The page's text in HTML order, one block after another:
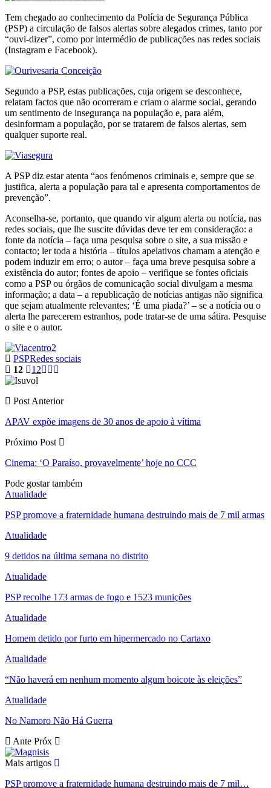
Tem chegado ao conhecimento da Polícia de Segurança Pública
(PSP) a circulação de falsos alertas sobre alegados crimes, tanto por
“ouvi-dizer”, como por intermédio de publicações nas redes sociais
(Instagram e Facebook).
Segundo a PSP, estas publicações, cuja origem se desconhece,
relatam factos que não ocorreram e criam o alarme social, gerando
um sentimento de insegurança na população e, para além,
desinformam a população, por se tratarem de falsos alertas, sem
qualquer suporte real.
A PSP diz estar atenta “aos fenómenos criminais e, sempre que se
justifica, alerta a população para tal e apresenta comportamentos de
prevenção”.
Aconselha-se, portanto, que quando vir algum alerta ou notícia, nas
redes sociais, que lhe suscite dúvidas deve ter em consideração: a
fonte da notícia – faça uma pesquisa sobre o site, a sua missão e
contacto; ler toda a história – títulos apelativos chamam a atenção e
podem induzir em erro; o autor – faça uma breve pesquisa sobre a
existência do autor; fontes de apoio – verifique se fontes oficiais
como a PSP ou órgãos de comunicação social divulgam a mesma
informação; a data – a republicação de notícias antigas não significa
que sejam atualmente relevantes; ‘É uma piada?’ – se a notícia ou o
alerta lhe parecerem estranhos, pode tratar-se de uma sátira. Pesquise
o site e o autor.
PSPRedes sociais
12
12
Post Anterior
APAV expõe imagens de 30 anos de apoio à vítima
Próximo Post
Cinema: ‘O Paraíso, provavelmente’ hoje no CCC
Pode gostar também
Atualidade
PSP promove a fraternidade humana destruindo mais de 7 mil armas
Atualidade
9 detidos na última semana no distrito
Atualidade
PSP recolhe 173 armas de fogo e 1523 munições
Atualidade
Homem detido por furto em hipermercado no Cartaxo
Atualidade
“Não haverá em nenhum momento algum boicote às eleições”
Atualidade
No Namoro Não Há Guerra
Ante Próx
Mais artigos
PSP promove a fraternidade humana destruindo mais de 7 mil…